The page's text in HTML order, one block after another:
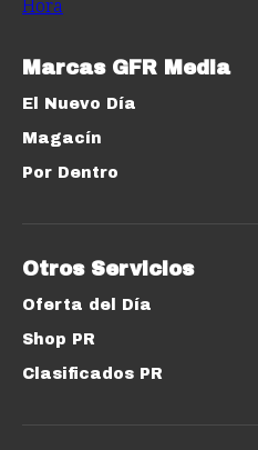
Marcas GFR Media
El Nuevo Día
Magacín
Por Dentro
Otros Servicios
Oferta del Día
Shop PR
Clasificados PR